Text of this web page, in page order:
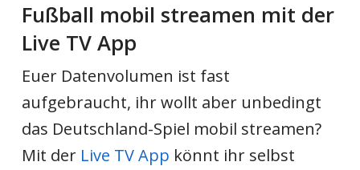
Fußball mobil streamen mit der
Live TV App
Euer Datenvolumen ist fast
aufgebraucht, ihr wollt aber unbedingt
das Deutschland-Spiel mobil streamen?
Mit der Live TV App könnt ihr selbst